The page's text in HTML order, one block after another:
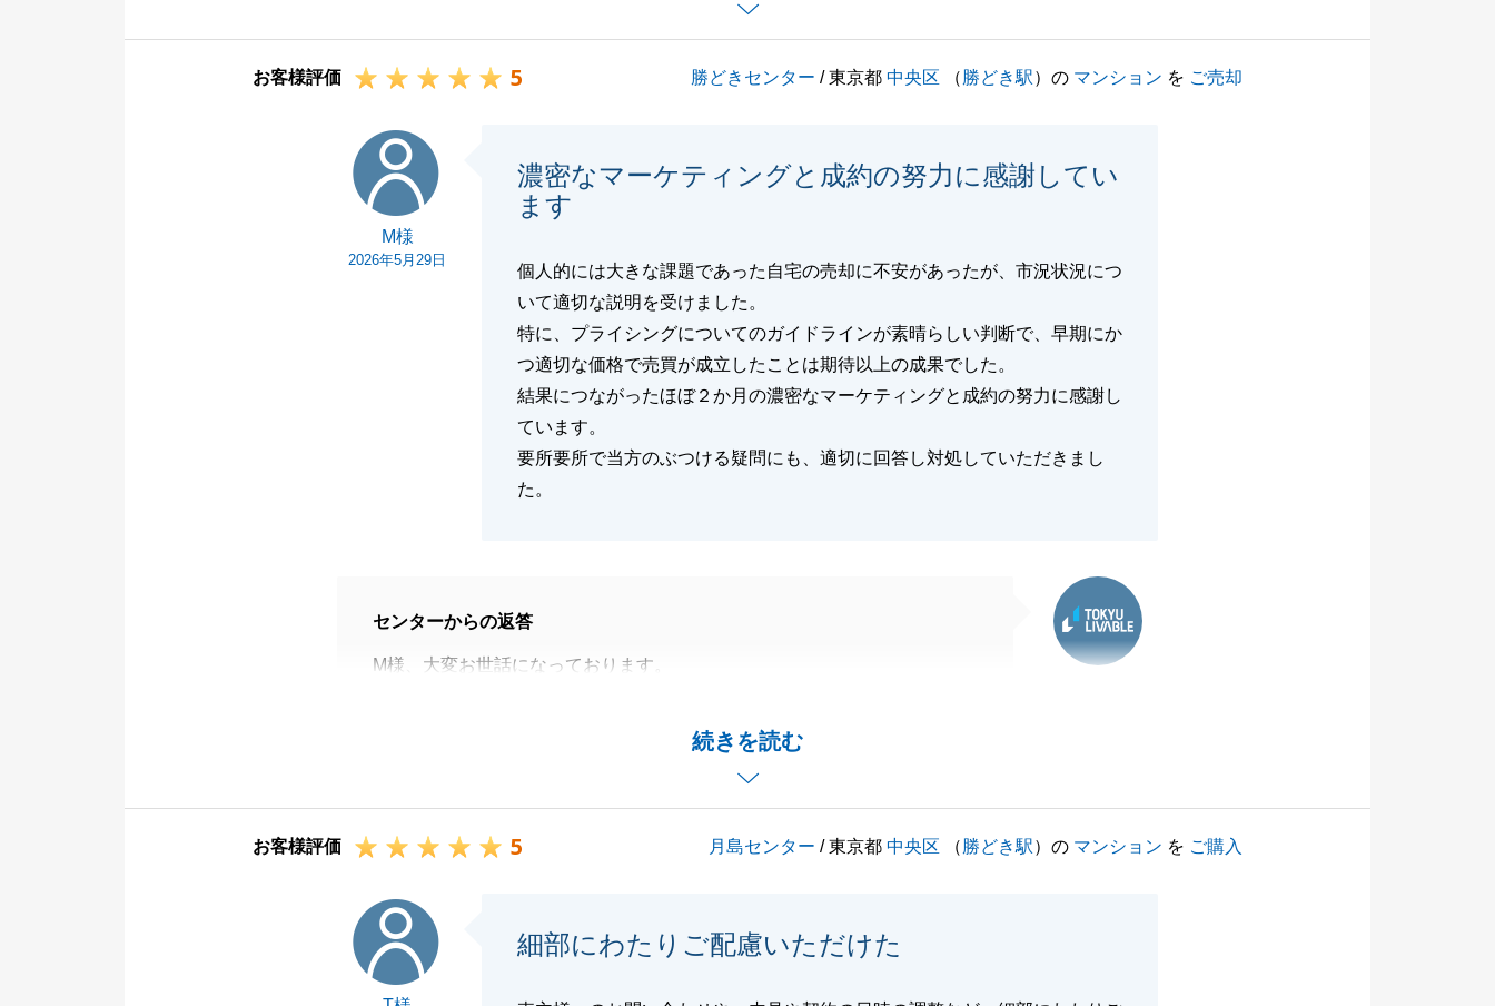
今後ともお困りのことがございましたらご相談いただけますと幸いです。
閉じる
お客様評価 5 勝どきセンター / 東京都中央区 （勝どき駅）の マンション を ご売却
M様
2026年5月29日
濃密なマーケティングと成約の努力に感謝してい
ます
個人的には大きな課題であった自宅の売却に不安があったが、市況状況につ
いて適切な説明を受けました。
特に、プライシングについてのガイドラインが素晴らしい判断で、早期にか
つ適切な価格で売買が成立したことは期待以上の成果でした。
結果につながったほぼ２か月の濃密なマーケティングと成約の努力に感謝し
ています。
要所要所で当方のぶつける疑問にも、適切に回答し対処していただきまし
た。
続きを読む
センターからの返答
M様、大変お世話になっております。
M様との出会いは他エリアの賃貸物件からになりますが、このように売却や
お住み替え先までお手伝いが出来て、大変うれしく思います。
私としては至らぬ点も多かったと思いますが、このような良いお取り引きが
改めましてありがとうございました。
ろしくお願いいたします。
お客様評価 5 月島センター / 東京都中央区 （勝どき駅）の マンション を ご購入
細部にわたりご配慮いただけた